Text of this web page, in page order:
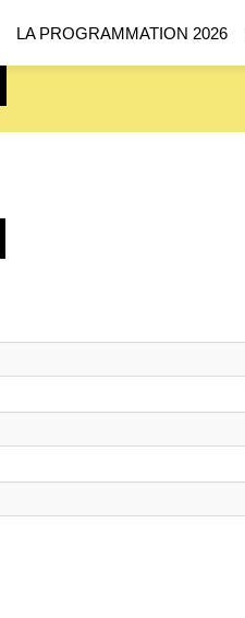
LA PROGRAMMATION 2026